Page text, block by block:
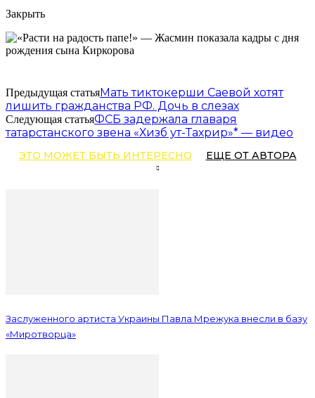
Закрыть
Предыдущая статьяМать тиктокерши Саевой хотят
лишить гражданства РФ. Дочь в слезах
Следующая статьяФСБ задержала главаря
татарстанского звена «Хизб ут-Тахрир»* — видео
ЭТО МОЖЕТ БЫТЬ ИНТЕРЕСНО ЕЩЕ ОТ АВТОРА
Заслуженного артиста Украины Павла Мрежука внесли в базу
«Миротворца»